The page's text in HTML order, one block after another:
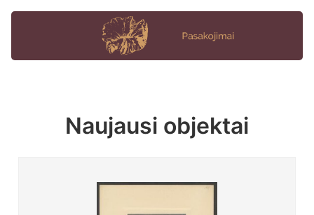
Naujausi objektai